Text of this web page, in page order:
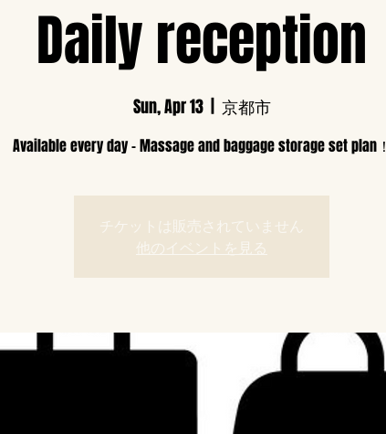
Daily reception
Sun, Apr 13
  |
京都市
Available every day - Massage and baggage storage set plan！
チケットは販売されていません
他のイベントを見る